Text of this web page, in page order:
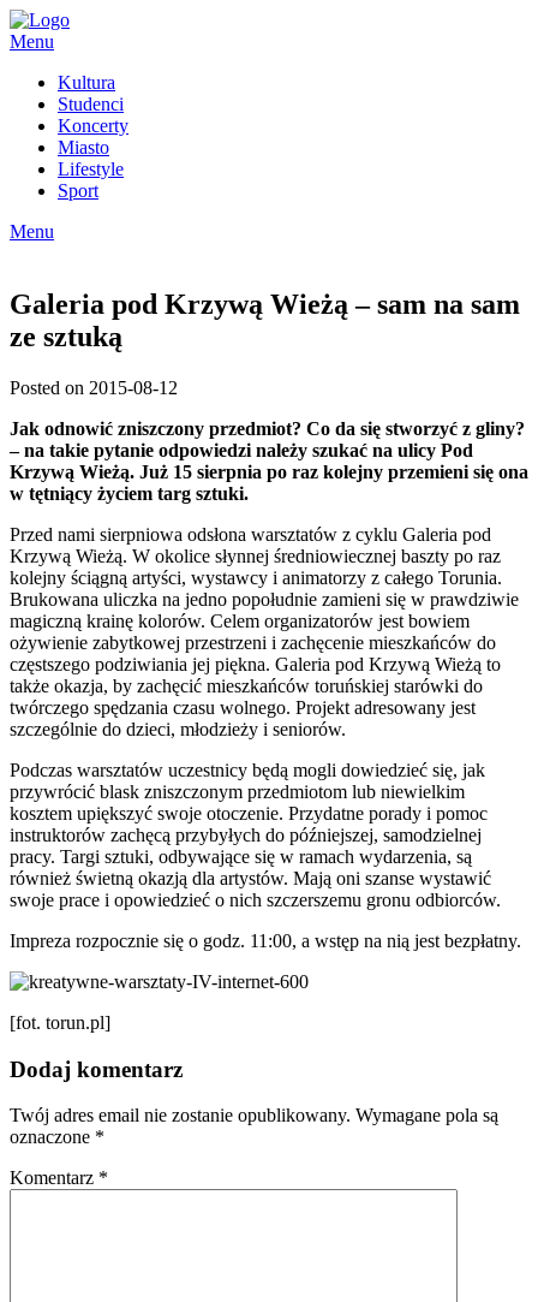
Skip
to
Menu
Kultura
Studenci
Koncerty
Miasto
Lifestyle
Sport
Menu
Galeria pod Krzywą Wieżą – sam na sam
ze sztuką
Posted on 2015-08-12
Jak odnowić zniszczony przedmiot? Co da się stworzyć z gliny?
– na takie pytanie odpowiedzi należy szukać na ulicy Pod
Krzywą Wieżą. Już 15 sierpnia po raz kolejny przemieni się ona
w tętniący życiem targ sztuki.
Przed nami sierpniowa odsłona warsztatów z cyklu Galeria pod
Krzywą Wieżą. W okolice słynnej średniowiecznej baszty po raz
kolejny ściągną artyści, wystawcy i animatorzy z całego Torunia.
Brukowana uliczka na jedno popołudnie zamieni się w prawdziwie
magiczną krainę kolorów. Celem organizatorów jest bowiem
ożywienie zabytkowej przestrzeni i zachęcenie mieszkańców do
częstszego podziwiania jej piękna. Galeria pod Krzywą Wieżą to
także okazja, by zachęcić mieszkańców toruńskiej starówki do
twórczego spędzania czasu wolnego. Projekt adresowany jest
szczególnie do dzieci, młodzieży i seniorów.
Podczas warsztatów uczestnicy będą mogli dowiedzieć się, jak
przywrócić blask zniszczonym przedmiotom lub niewielkim
kosztem upiększyć swoje otoczenie. Przydatne porady i pomoc
instruktorów zachęcą przybyłych do późniejszej, samodzielnej
pracy. Targi sztuki, odbywające się w ramach wydarzenia, są
również świetną okazją dla artystów. Mają oni szanse wystawić
swoje prace i opowiedzieć o nich szczerszemu gronu odbiorców.
Impreza rozpocznie się o godz. 11:00, a wstęp na nią jest bezpłatny.
[fot. torun.pl]
Dodaj komentarz
Twój adres email nie zostanie opublikowany. Wymagane pola są
oznaczone *
Komentarz *